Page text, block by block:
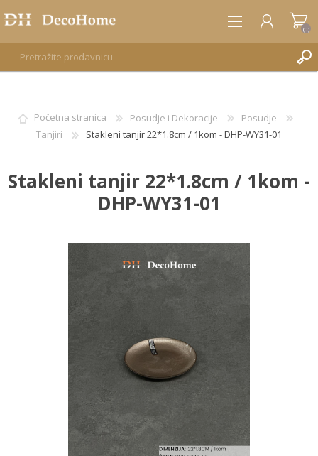
REGISTRUJTE SE
PRIJAVA
(0)
Početna stranica Posudje i Dekoracije
Posudje
Tanjiri
Stakleni tanjir 22*1.8cm / 1kom - DHP-WY31-01
Stakleni tanjir 22*1.8cm / 1kom -
DHP-WY31-01